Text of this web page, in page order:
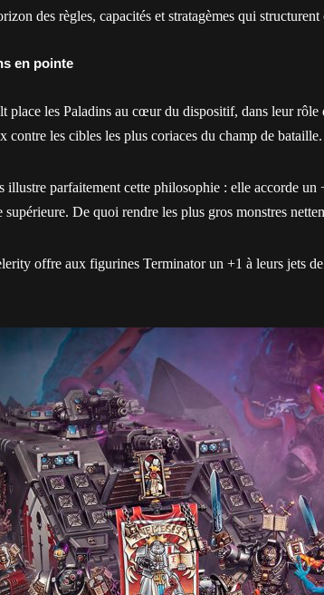
des règles, capacités et stratagèmes qui
en pointe
place les Paladins au cœur du dispositif, dans leur rôle
contre les cibles les plus coriaces du champ de bataille.
parfaitement cette philosophie : elle accorde un
supérieure. De quoi rendre les plus gros monstres
offre aux figurines Terminator un +1 à leurs jets